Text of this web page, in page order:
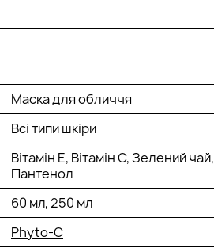
Маска для обличчя
Всі типи шкіри
Вітамін Е, Вітамін С, Зелений чай,
Пантенол
60 мл, 250 мл
Phyto-C